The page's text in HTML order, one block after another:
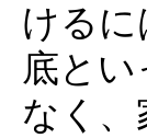
ける
底と
なく